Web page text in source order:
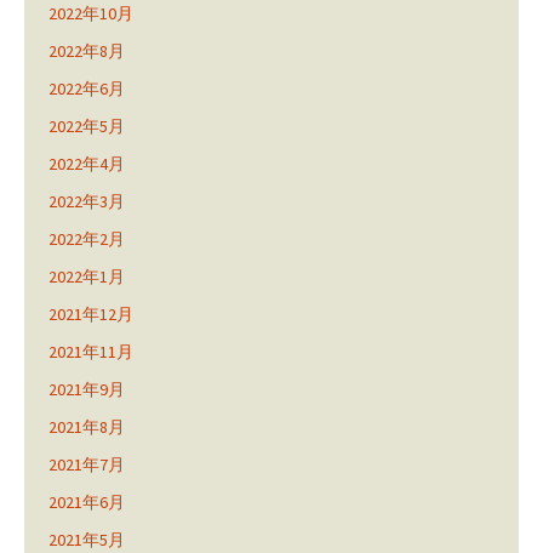
2022年10月
2022年8月
2022年6月
2022年5月
2022年4月
2022年3月
2022年2月
2022年1月
2021年12月
2021年11月
2021年9月
2021年8月
2021年7月
2021年6月
2021年5月